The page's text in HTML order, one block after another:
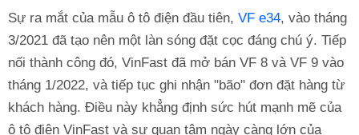
Sự ra mắt của mẫu ô tô điện đầu tiên, VF e34, vào tháng
3/2021 đã tạo nên một làn sóng đặt cọc đáng chú ý. Tiếp
nối thành công đó, VinFast đã mở bán VF 8 và VF 9 vào
tháng 1/2022, và tiếp tục ghi nhận "bão" đơn đặt hàng từ
khách hàng. Điều này khẳng định sức hút mạnh mẽ của
ô tô điện VinFast và sự quan tâm ngày càng lớn của